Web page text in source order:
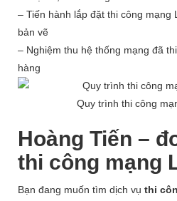
– Tiến hành lắp đặt thi công mạng
bản vẽ
– Nghiệm thu hệ thống mạng đã
hàng
Quy trình thi công
Hoàng Tiến –
thi công mạng
Bạn đang muốn tìm dịch vụ thi